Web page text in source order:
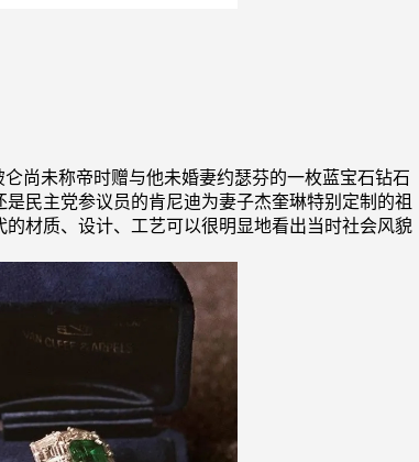
尚未称帝时赠与他未婚妻约瑟芬的一枚蓝宝石钻石
民主党参议员的肯尼迪为妻子杰奎琳特别定制的祖
的材质、 设计、 工艺可以很明显地看出当时社会风貌